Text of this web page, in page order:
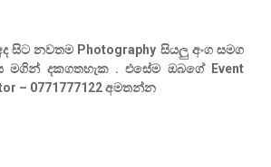
සිට නවතම Photography සියලු අංග සමග
මගින් දකගතහැක . එසේම ඔබගේ Event
– 0771777122 අමතන්න